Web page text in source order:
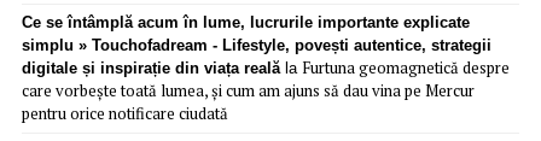
Ce se întâmplă acum în lume, lucrurile importante explicate
simplu » Touchofadream - Lifestyle, povești autentice, strategii
digitale și inspirație din viața realăla Furtuna geomagnetică despre
care vorbește toată lumea, și cum am ajuns să dau vina pe Mercur
pentru orice notificare ciudată